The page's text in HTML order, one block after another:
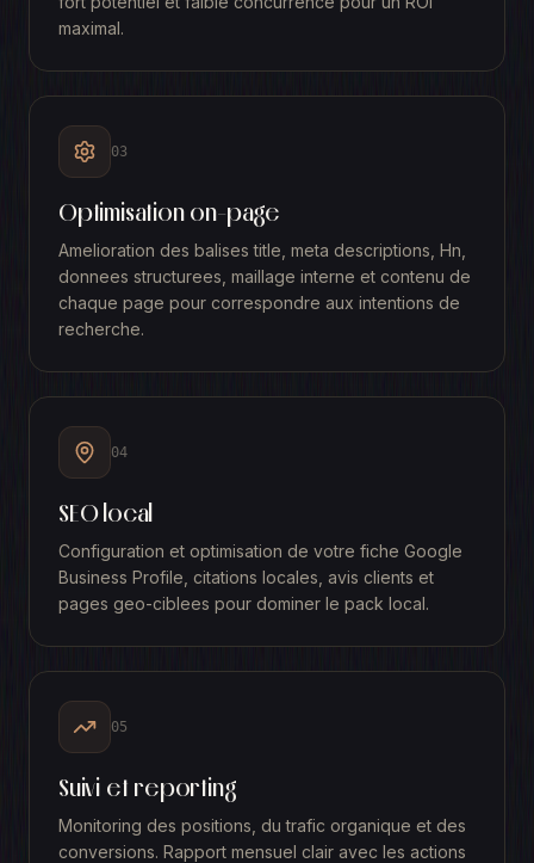
maximal.
03
Optimisation on-page
Amelioration des balises title, meta descriptions, Hn,
donnees structurees, maillage interne et contenu de
chaque page pour correspondre aux intentions de
recherche.
04
SEO local
Configuration et optimisation de votre fiche Google
Business Profile, citations locales, avis clients et
pages geo-ciblees pour dominer le pack local.
05
Suivi et reporting
Monitoring des positions, du trafic organique et des
conversions. Rapport mensuel clair avec les actions